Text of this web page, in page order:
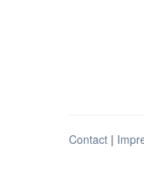
Contact |